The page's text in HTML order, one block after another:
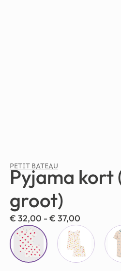
PETIT BATEAU
Pyjama kort
groot)
€ 32,00 -€ 37,00